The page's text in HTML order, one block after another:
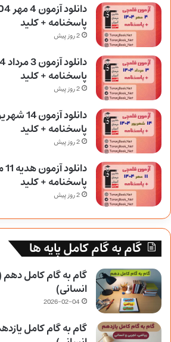
پاسخنامه + کلید
2 روز پیش
پاسخنامه + کلید
2 روز پیش
پاسخنامه + کلید
2 روز پیش
پاسخنامه + کلید
2 روز پیش
گام به گام کامل پایه ها
گام به گام کامل دهم
انسانی)
2026-02-04
گام به گام کامل